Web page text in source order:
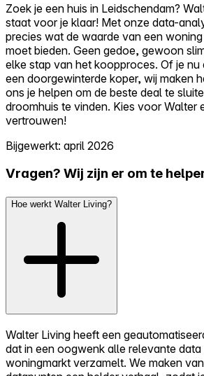
Zoek je een huis in Leidschendam?
staat voor je klaar! Met onze data-
precies wat de waarde van een
moet bieden. Geen gedoe, gewoon
elke stap van het koopproces. Of je
een doorgewinterde koper, wij maken
ons je helpen om de beste deal te
droomhuis te vinden. Kies voor Walter
vertrouwen!
Bijgewerkt: april 2026
Vragen? Wij zijn er om te
Hoe werkt Walter Living?
Walter Living heeft een
dat in een oogwenk alle relevante
woningmarkt verzamelt. We maken